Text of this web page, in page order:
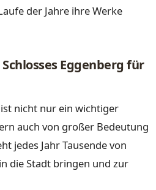
der Jahre ihre Werke
Eggenberg für
nicht nur ein wichtiger
auch von großer Bedeutung
jedes Jahr Tausende von
die Stadt bringen und zur